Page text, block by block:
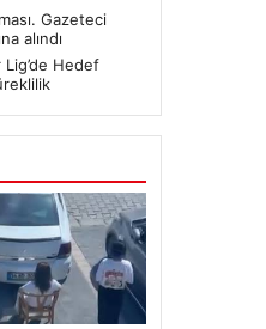
Gazeteci
alındı
Hedef